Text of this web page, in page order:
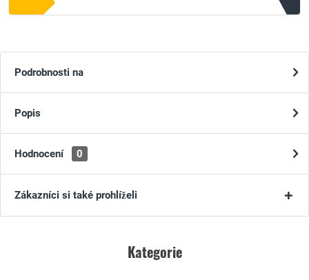
Podrobnosti na
Popis
Hodnocení 0
Zákazníci si také prohlíželi
Kategorie